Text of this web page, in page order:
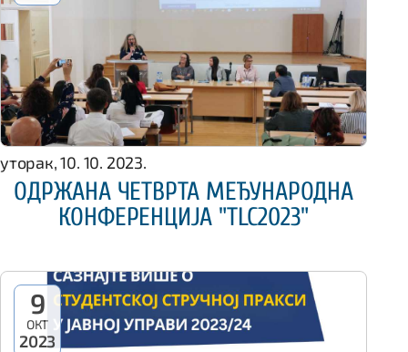
уторак, 10. 10. 2023.
ОДРЖАНА ЧЕТВРТА МЕЂУНАРОДНА
КОНФЕРЕНЦИЈА "TLC2023"
9
ОКТ
2023